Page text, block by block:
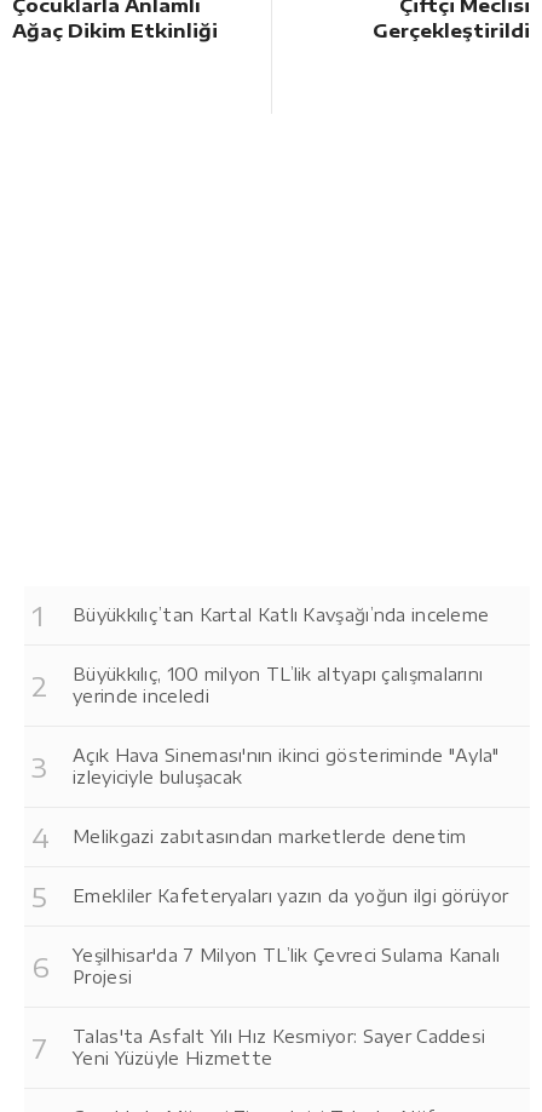
Çocuklarla Anlamlı
Ağaç Dikim Etkinliği
Çiftçi Meclisi
Gerçekleştirildi
Büyükkılıç’tan Kartal Katlı Kavşağı’nda inceleme
Büyükkılıç, 100 milyon TL’lik altyapı çalışmalarını
yerinde inceledi
Açık Hava Sineması'nın ikinci gösteriminde "Ayla"
izleyiciyle buluşacak
Melikgazi zabıtasından marketlerde denetim
Emekliler Kafeteryaları yazın da yoğun ilgi görüyor
Yeşilhisar'da 7 Milyon TL’lik Çevreci Sulama Kanalı
Projesi
Talas'ta Asfalt Yılı Hız Kesmiyor: Sayer Caddesi
Yeni Yüzüyle Hizmette